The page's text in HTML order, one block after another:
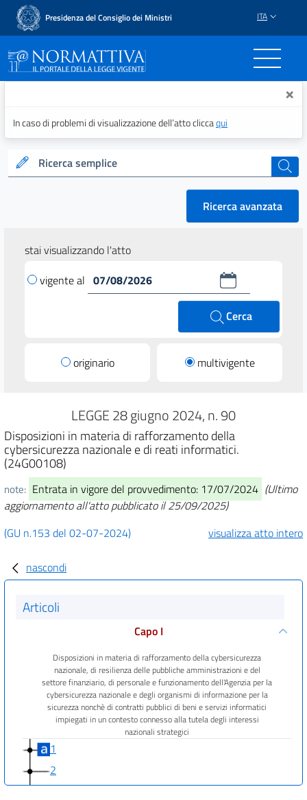
Presidenza del Consiglio dei Ministri ITA
Normattiva - Il portale ×
In caso di problemi di visualizzazione dell’atto cliccaqui
Ricerca semplice cerca
Ricerca avanzata
stai visualizzando l'atto
vigente al
Cerca
originario multivigente
LEGGE 28 giugno 2024, n. 90
Disposizioni in materia di rafforzamento della
cybersicurezza nazionale e di reati informatici.
(24G00108)
note: Entrata in vigore del provvedimento: 17/07/2024 (Ultimo
aggiornamento all'atto pubblicato il 25/09/2025)
(GU n.153 del 02-07-2024)
visualizza atto intero
nascondi
Articoli
Capo I
Disposizioni in materia di rafforzamento della cybersicurezza
nazionale, di resilienza delle pubbliche amministrazioni e del
settore finanziario, di personale e funzionamento dell'Agenzia per la
cybersicurezza nazionale e degli organismi di informazione per la
sicurezza nonchè di contratti pubblici di beni e servizi informatici
impiegati in un contesto connesso alla tutela degli interessi
nazionali strategici
1
2
3